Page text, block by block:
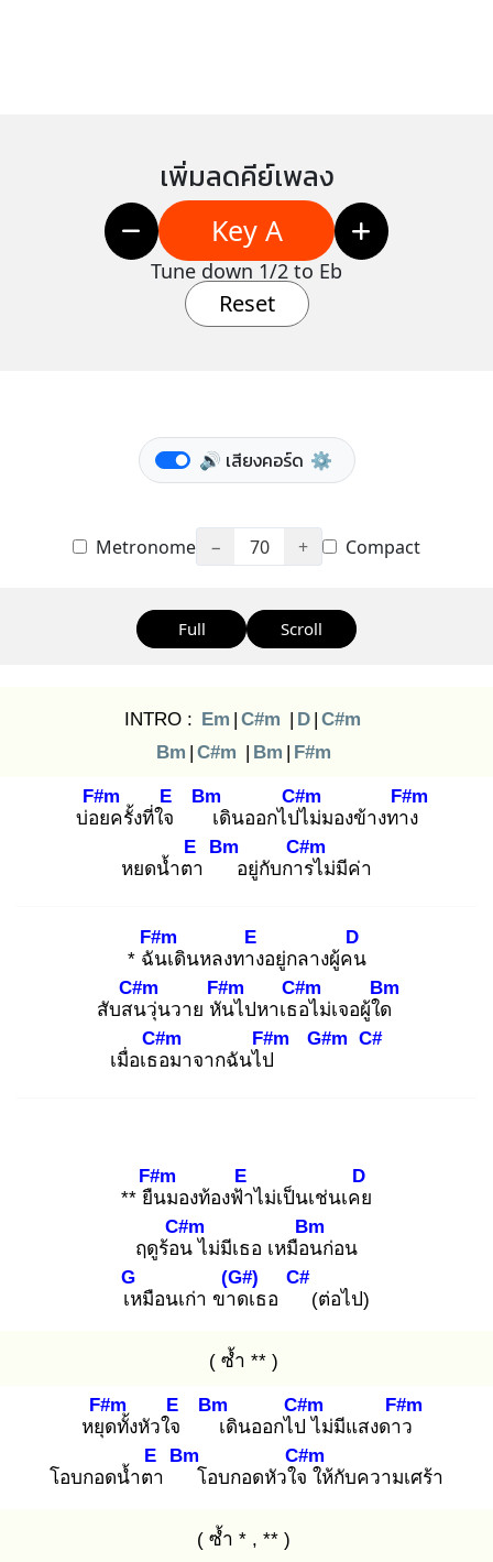
เพิ่มลดคีย์เพลง
Key A
Tune down 1/2 to Eb
Reset
🔊 เสียงคอร์ด ⚙️
Metronome − 70 + Compact
Full Scroll
INTRO : Em | C#m | D | C#m
Bm | C#m | Bm | F#m
บ่อย
F#m
ครั้งที่ใจ
E
เ
Bm
ดินออกไปไ
C#m
ม่มองข้างทาง
F#m
หยดน้ำตา
E
Bm
อยู่กับการ
C#m
ไม่มีค่า
* ฉัน
F#m
เดินหลงทาง
E
อยู่กลางผู้คน
D
สับสน
C#m
วุ่นวาย หัน
F#m
ไปหาเธอ
C#m
ไม่เจอผู้ใด
Bm
เมื่อเธอ
C#m
มาจากฉันไป
F#m G#m C#
** ยืน
F#m
มองท้องฟ้า
E
ไม่เป็นเช่นเคย
D
ฤดูร้อน
C#m
ไม่มีเธอ เหมือน
Bm
ก่อน
เห
G
มือนเก่า ขาด
(G#)
เธอ
C#
(ต่อไป)
( ซ้ำ ** )
หยุด
F#m
ทั้งหัวใจ
E
เ
Bm
ดินออกไป
C#m
ไม่มีแสงดาว
F#m
โอบกอดน้ำตา
E
Bm
โอบกอดหัวใจ
C#m
ให้กับความเศร้า
( ซ้ำ * , ** )